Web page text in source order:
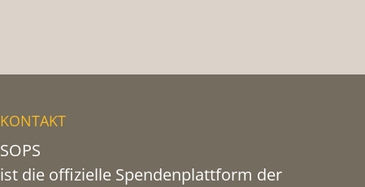
KONTAKT
SOPS
ist die offizielle Spendenplattform der